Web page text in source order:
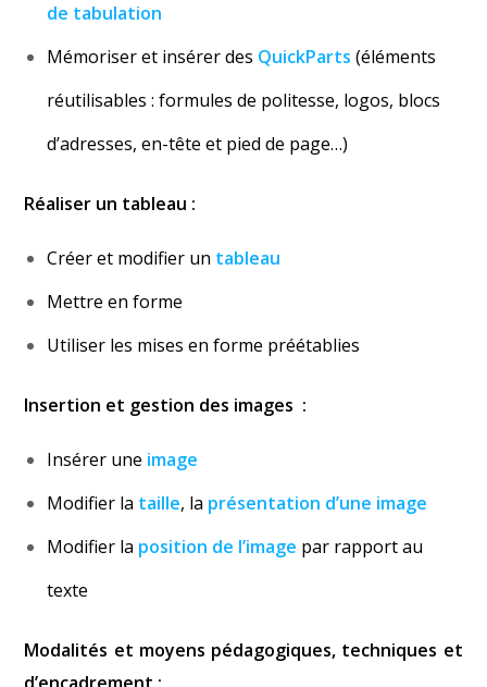
de tabulation
Mémoriser et insérer des QuickParts (éléments
réutilisables : formules de politesse, logos, blocs
d’adresses, en-tête et pied de page…)
Réaliser un tableau :
Créer et modifier un tableau
Mettre en forme
Utiliser les mises en forme préétablies
Insertion et gestion des images :
Insérer une image
Modifier la taille, la présentation d’une image
Modifier la position de l’image par rapport au
texte
Modalités et moyens pédagogiques, techniques et